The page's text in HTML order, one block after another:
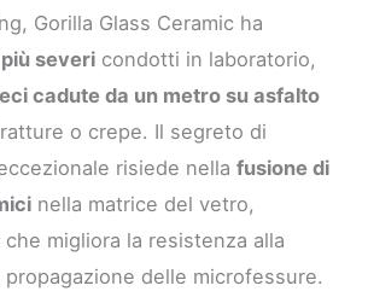
Gorilla Glass Ceramic ha
severi condotti in laboratorio,
cadute da un metro su asfalto
o crepe. Il segreto di
risiede nellafusione di
nella matrice del vetro,
che migliora la resistenza alla
delle microfessure.